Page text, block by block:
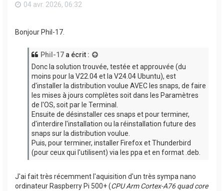
04 avr. 2026, 06:32
Bonjour Phil-17.
Phil-17 a écrit :
Donc la solution trouvée, testée et approuvée (du
moins pour la V22.04 et la V24.04 Ubuntu), est
d'installer la distribution voulue AVEC les snaps, de faire
les mises à jours complètes soit dans les Paramètres
de l'OS, soit par le Terminal.
Ensuite de désinstaller ces snaps et pour terminer,
d'interdire l'installation ou la réinstallation future des
snaps sur la distribution voulue.
Puis, pour terminer, installer Firefox et Thunderbird
(pour ceux qui l'utilisent) via les ppa et en format .deb.
J'ai fait très récemment l'aquisition d'un très sympa nano
ordinateur Raspberry Pi 500+ (CPU Arm Cortex-A76 quad core